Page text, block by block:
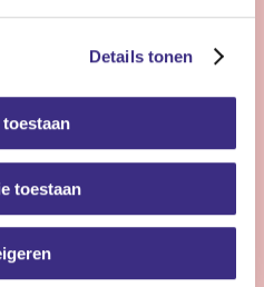
Details tonen
toestaan
tijd
werken en elke dag
flexpool echt iets voor jou.
in de
of ouderenzorg.